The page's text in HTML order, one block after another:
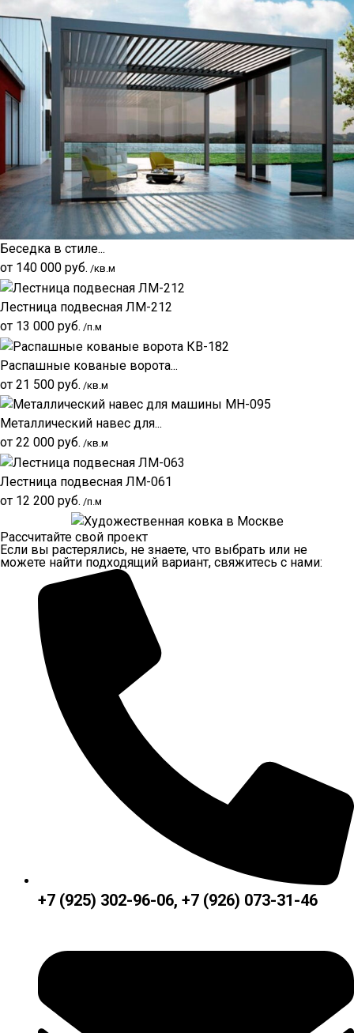
Беседка в стиле...
от 140 000 руб. /кв.м
Лестница подвесная ЛМ-212
от 13 000 руб. /п.м
Распашные кованые ворота...
от 21 500 руб. /кв.м
Металлический навес для...
от 22 000 руб. /кв.м
Лестница подвесная ЛМ-061
от 12 200 руб. /п.м
Рассчитайте свой проект
Если вы растерялись, не знаете, что выбрать или не
можете найти подходящий вариант, свяжитесь с нами:
+7 (925) 302-96-06, +7 (926) 073-31-46